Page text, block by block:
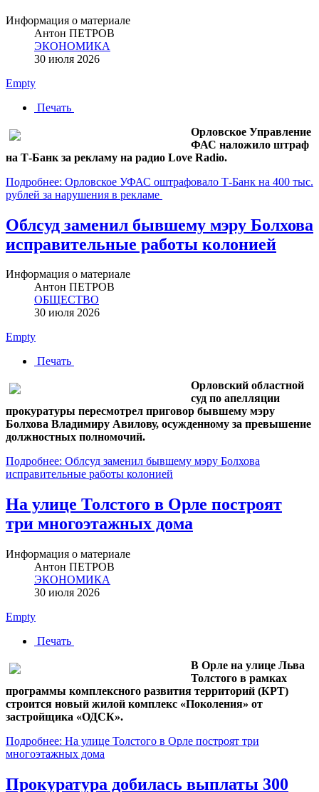
Информация о материале
Антон ПЕТРОВ
ЭКОНОМИКА
30 июля 2026
Empty
Печать
Орловское Управление
ФАС наложило штраф
на Т-Банк за рекламу на радио Love Radio.
Подробнее: Орловское УФАС оштрафовало Т-Банк на 400 тыс.
рублей за нарушения в рекламе
Облсуд заменил бывшему мэру Болхова
исправительные работы колонией
Информация о материале
Антон ПЕТРОВ
ОБЩЕСТВО
30 июля 2026
Empty
Печать
Орловский областной
суд по апелляции
прокуратуры пересмотрел приговор бывшему мэру
Болхова Владимиру Авилову, осужденному за превышение
должностных полномочий.
Подробнее: Облсуд заменил бывшему мэру Болхова
исправительные работы колонией
На улице Толстого в Орле построят
три многоэтажных дома
Информация о материале
Антон ПЕТРОВ
ЭКОНОМИКА
30 июля 2026
Empty
Печать
В Орле на улице Льва
Толстого в рамках
программы комплексного развития территорий (КРТ)
строится новый жилой комплекс «Поколения» от
застройщика «ОДСК».
Подробнее: На улице Толстого в Орле построят три
многоэтажных дома
Прокуратура добилась выплаты 300